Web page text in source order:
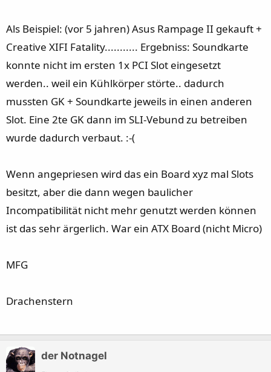
Als Beispiel: (vor 5 jahren) Asus Rampage II gekauft +
Creative XIFI Fatality........... Ergebniss: Soundkarte
konnte nicht im ersten 1x PCI Slot eingesetzt
werden.. weil ein Kühlkörper störte.. dadurch
mussten GK + Soundkarte jeweils in einen anderen
Slot. Eine 2te GK dann im SLI-Vebund zu betreiben
wurde dadurch verbaut. :-(
Wenn angepriesen wird das ein Board xyz mal Slots
besitzt, aber die dann wegen baulicher
Incompatibilität nicht mehr genutzt werden können
ist das sehr ärgerlich. War ein ATX Board (nicht Micro)
MFG
Drachenstern
der Notnagel